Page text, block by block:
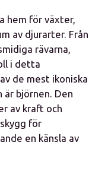
hem för växter,
av djurarter. Från
rävarna,
i detta
de mest ikoniska
är björnen. Den
av kraft och
för
en känsla av